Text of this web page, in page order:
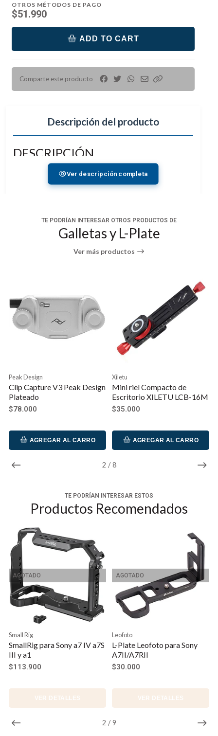
OTROS MÉTODOS DE PAGO
$51.990
ADD TO CART
Comparte este producto
Descripción del producto
DESCRIPCIÓN
Placa lateral y base compatible con Arca para
cambiar rápidamente entre tomas horizontales y
adapta a la curva de la cámara y mejora la
experiencia de agarre.
Montura inferior izquierda para correa,
visualización de la pantalla LCD y ajustes más
Ranura para correa
Soporte para trípodes con conector QD
Placa lateral extensible que deja espacio para
cables.
Ver descripción completa
TE PODRÍAN INTERESAR OTROS PRODUCTOS DE
Galletas y L-Plate
Ver más productos
2 / 8
Peak Design
Clip Capture V3 Peak Design
Plateado
$78.000
AGREGAR AL CARRO
Xiletu
Mini riel Compacto de
Escritorio XILETU LCB-16M
$35.000
AGREGAR AL CARRO
TE PODRÍAN INTERESAR ESTOS
Productos Recomendados
2 / 9
AGOTADO
Small Rig
SmallRig para Sony a7 IV a7S
III y a1
$113.900
VER DETALLES
AGOTADO
Leofoto
L-Plate Leofoto para Sony
A7II/A7RII
$30.000
VER DETALLES